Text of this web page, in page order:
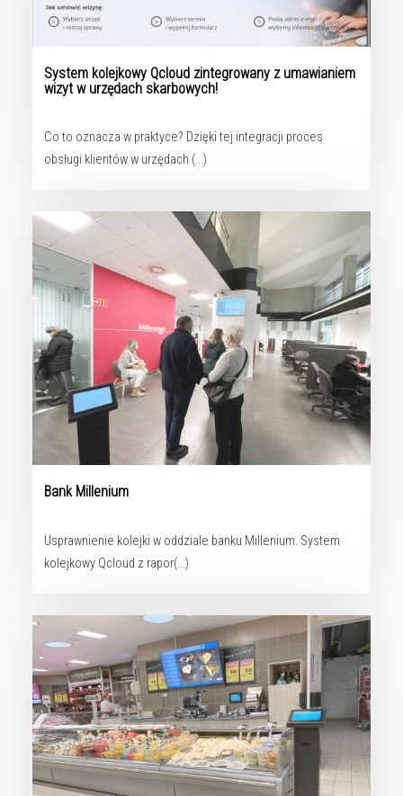
System kolejkowy Qcloud zintegrowany z umawianiem
wizyt w urzędach skarbowych!
Co to oznacza w praktyce? Dzięki tej integracji proces
obsługi klientów w urzędach (...)
Bank Millenium
Usprawnienie kolejki w oddziale banku Millenium. System
kolejkowy Qcloud z rapor(...)